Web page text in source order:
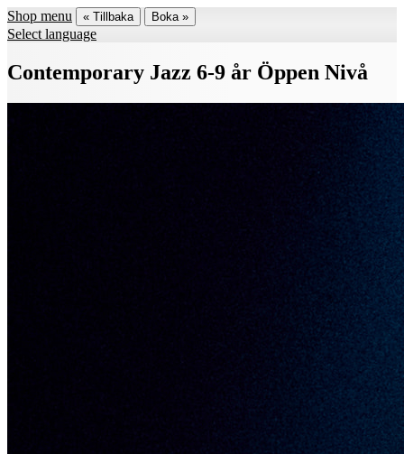
Shop menu « Tillbaka Boka »
Select language
Contemporary Jazz 6-9 år Öppen Nivå